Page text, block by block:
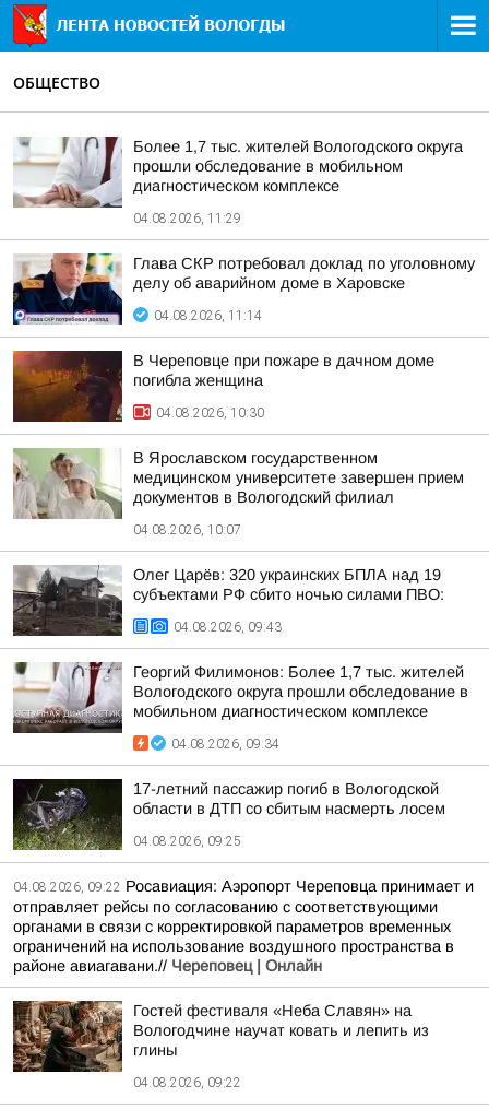
ОБЩЕСТВО
Более 1,7 тыс. жителей Вологодского округа
прошли обследование в мобильном
диагностическом комплексе
04.08.2026, 11:29
Глава СКР потребовал доклад по уголовному
делу об аварийном доме в Харовске
04.08.2026, 11:14
В Череповце при пожаре в дачном доме
погибла женщина
04.08.2026, 10:30
В Ярославском государственном
медицинском университете завершен прием
документов в Вологодский филиал
04.08.2026, 10:07
Олег Царёв: 320 украинских БПЛА над 19
субъектами РФ сбито ночью силами ПВО:
04.08.2026, 09:43
Георгий Филимонов: Более 1,7 тыс. жителей
Вологодского округа прошли обследование в
мобильном диагностическом комплексе
04.08.2026, 09:34
17-летний пассажир погиб в Вологодской
области в ДТП со сбитым насмерть лосем
04.08.2026, 09:25
04.08.2026, 09:22 Росавиация: Аэропорт Череповца принимает и
отправляет рейсы по согласованию с соответствующими
органами в связи с корректировкой параметров временных
ограничений на использование воздушного пространства в
районе авиагавани.// Череповец | Онлайн
Гостей фестиваля «Неба Славян» на
Вологодчине научат ковать и лепить из
глины
04.08.2026, 09:22